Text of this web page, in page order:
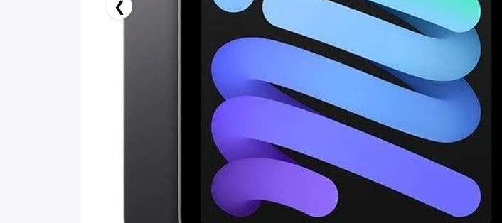
❮
89.92 AZN x 12 ay
albalikart ilə 12 aya faizsiz ödə!